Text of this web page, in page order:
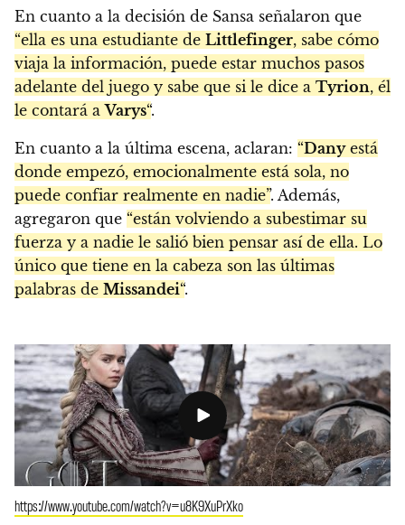
En cuanto a la decisión de Sansa señalaron que
“ella es una estudiante de Littlefinger, sabe cómo
viaja la información, puede estar muchos pasos
adelante del juego y sabe que si le dice a Tyrion, él
le contará aVarys“.
En cuanto a la última escena, aclaran: “Danyestá
donde empezó, emocionalmente está sola, no
puede confiar realmente en nadie”. Además,
agregaron que “están volviendo a subestimar su
fuerza y a nadie le salió bien pensar así de ella. Lo
único que tiene en la cabeza son las últimas
palabras de Missandei“.
https://www.youtube.com/watch?v=u8K9XuPrXko